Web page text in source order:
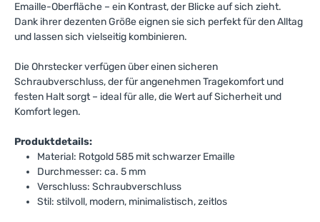
Emaille-Oberfläche – ein Kontrast, der Blicke auf sich zieht.
Dank ihrer dezenten Größe eignen sie sich perfekt für den Alltag
und lassen sich vielseitig kombinieren.
Die Ohrstecker verfügen über einen sicheren
Schraubverschluss, der für angenehmen Tragekomfort und
festen Halt sorgt – ideal für alle, die Wert auf Sicherheit und
Komfort legen.
Produktdetails:
Material: Rotgold 585 mit schwarzer Emaille
Durchmesser: ca. 5 mm
Verschluss: Schraubverschluss
Stil: stilvoll, modern, minimalistisch, zeitlos